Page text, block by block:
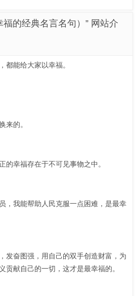
的经典名言名句）” 网站介
都能给大家以幸福。
来的。
的幸福存在于不可见事物之中。
，我能帮助人民克服一点困难，是最幸
发奋图强，用自己的双手创造财富，为
献自己的一切，这才是最幸福的。